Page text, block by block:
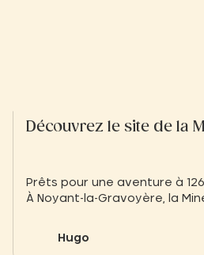
Découvrez le site de la
Prêts pour une aventure à
À Noyant-la-Gravoyère, la
découvrir lors de votre séjour
Hugo